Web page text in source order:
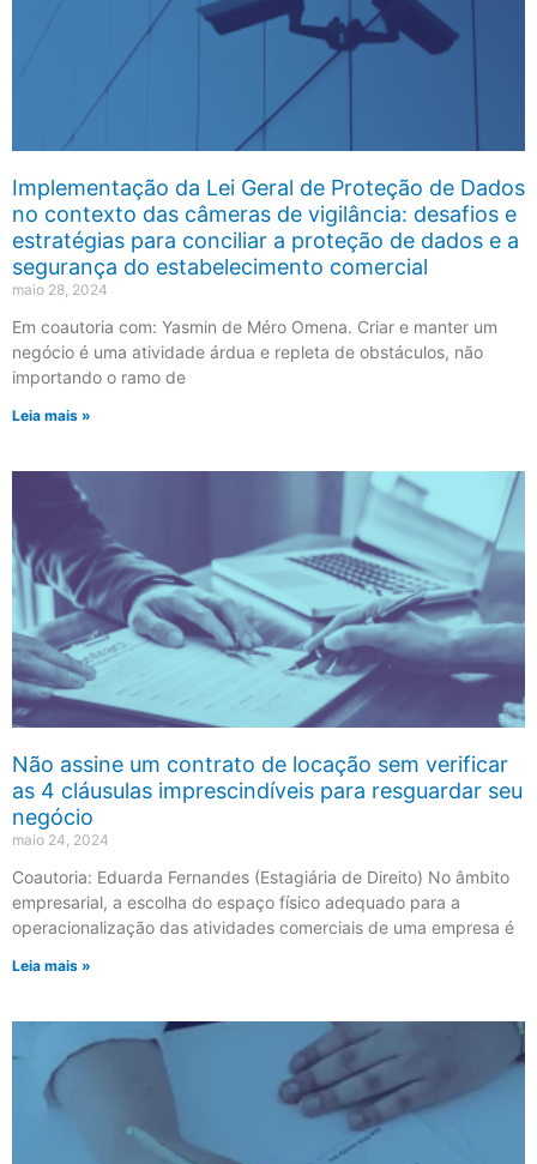
Implementação da Lei Geral de Proteção de Dados
no contexto das câmeras de vigilância: desafios e
estratégias para conciliar a proteção de dados e a
segurança do estabelecimento comercial
maio 28, 2024
Em coautoria com: Yasmin de Méro Omena. Criar e manter um
negócio é uma atividade árdua e repleta de obstáculos, não
importando o ramo de
Leia mais »
Não assine um contrato de locação sem verificar
as 4 cláusulas imprescindíveis para resguardar seu
negócio​
maio 24, 2024
Coautoria: Eduarda Fernandes (Estagiária de Direito) No âmbito
empresarial, a escolha do espaço físico adequado para a
operacionalização das atividades comerciais de uma empresa é
Leia mais »